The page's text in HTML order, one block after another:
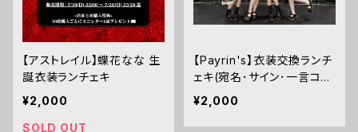
【アストレイル】蝶花なな 生
誕衣装ランチェキ
¥2,000
SOLD OUT
【Payrin's】衣装交換ランチ
ェキ(宛名･サイン･一言コメ
ント付き)
¥2,000